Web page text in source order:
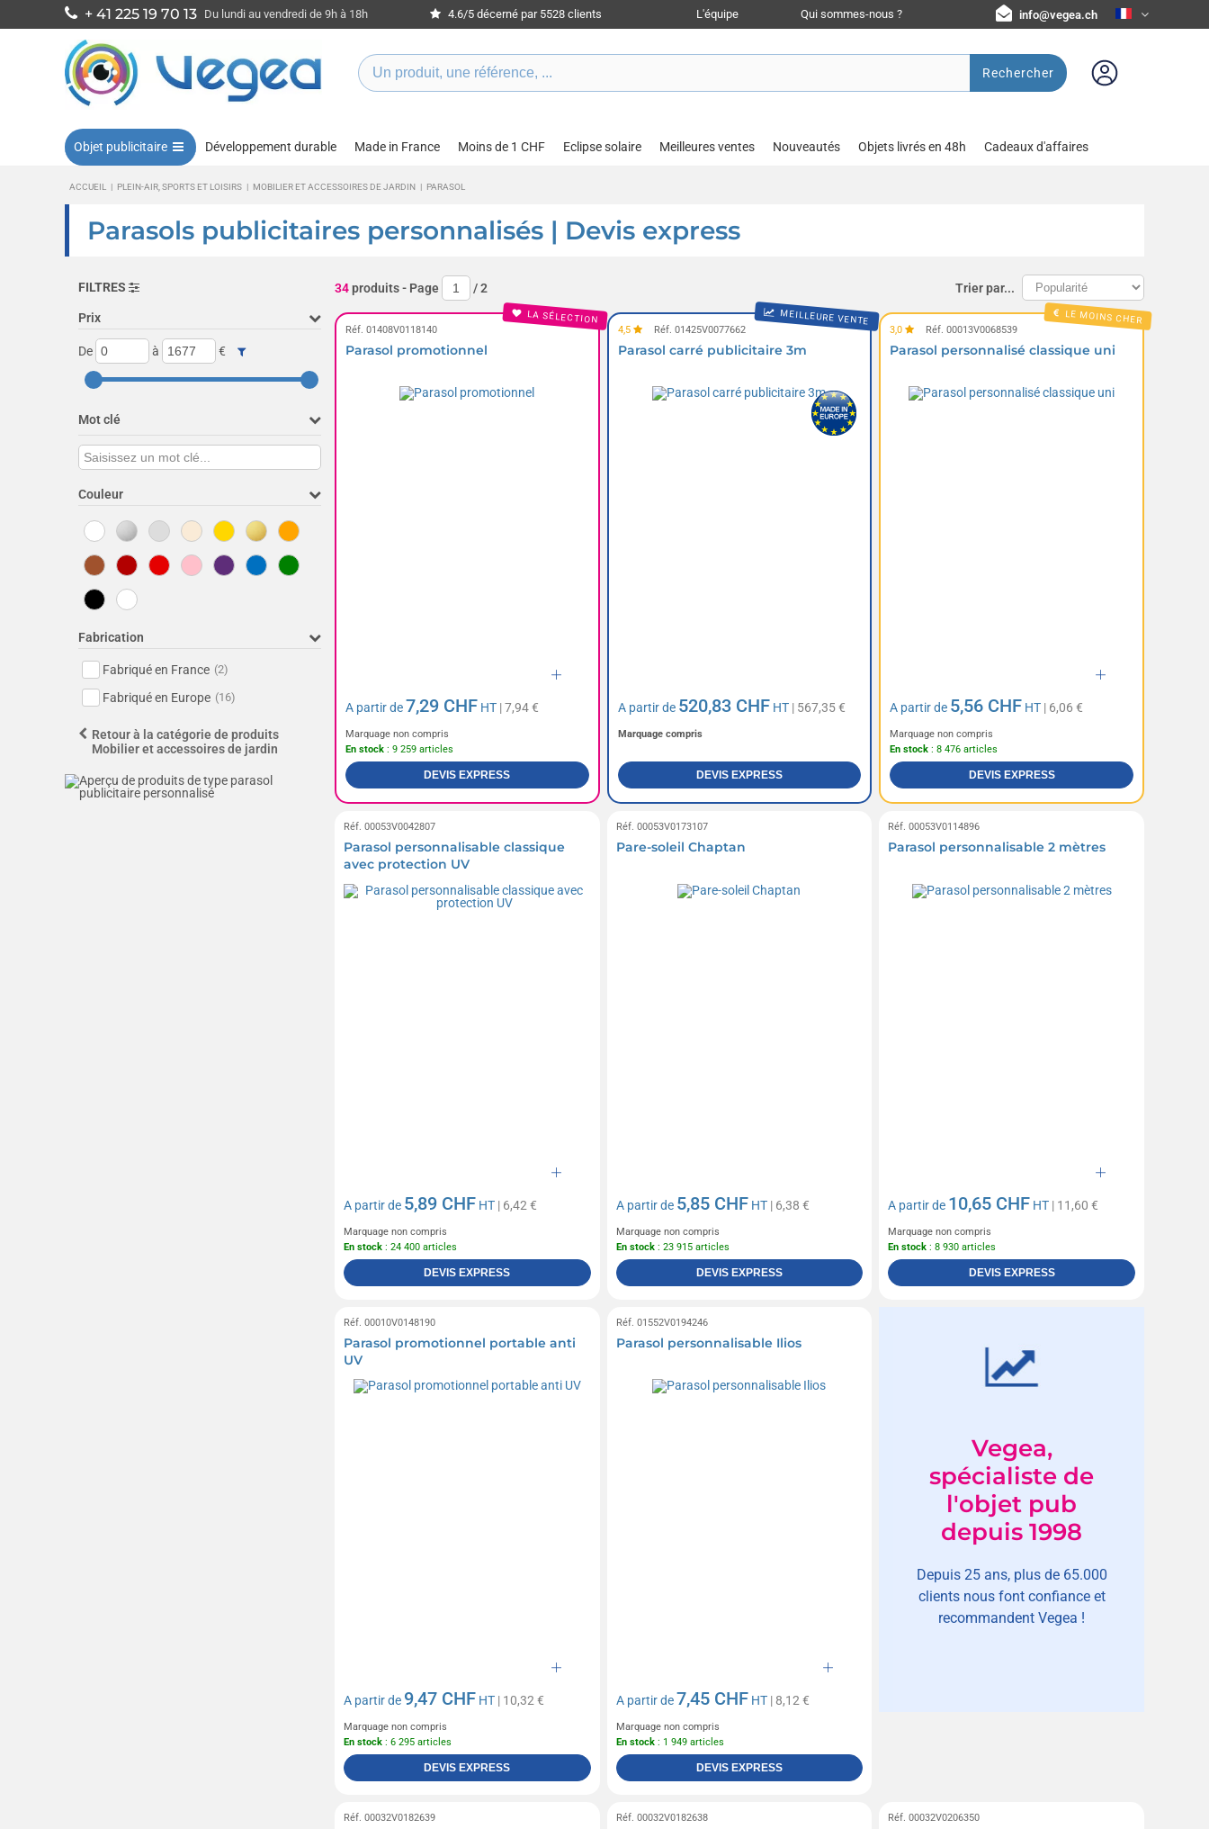
+ 41 225 19 70 13 Du lundi au vendredi de 9h à 18h 4.6/5 décerné par 5528 clients L'équipe Qui sommes-nous ? info@vegea.ch
Rechercher
Objet publicitaire Développement durable Made in France Moins de 1 CHF Eclipse solaire Meilleures ventes Nouveautés Objets livrés en 48h Cadeaux d'affaires
ACCUEIL | PLEIN-AIR, SPORTS ET LOISIRS | MOBILIER ET ACCESSOIRES DE JARDIN | PARASOL
Parasols publicitaires personnalisés | Devis express
FILTRES
Prix
De à €
Mot clé
Couleur
Fabrication
Fabriqué en France (2)
Fabriqué en Europe (16)
Retour à la catégorie de produits
Mobilier et accessoires de jardin
34produits- Page /2 Trier par...
LA SÉLECTION
Réf. 01408V0118140
Parasol promotionnel
A partir de7,29 CHF HT | 7,94 €
Marquage non compris
En stock : 9 259 articles
DEVIS EXPRESS
MEILLEURE VENTE
4,5 Réf. 01425V0077662
Parasol carré publicitaire 3m
A partir de 520,83 CHF HT| 567,35 €
Marquage compris
DEVIS EXPRESS
LE MOINS CHER
3,0 Réf. 00013V0068539
Parasol personnalisé classique uni
A partir de 5,56 CHF HT | 6,06 €
Marquage non compris
En stock : 8 476 articles
DEVIS EXPRESS
Réf. 00053V0042807
Parasol personnalisable classique
avec protection UV
A partir de 5,89 CHF HT | 6,42 €
Marquage non compris
En stock : 24 400 articles
DEVIS EXPRESS
Réf. 00053V0173107
Pare-soleil Chaptan
A partir de 5,85 CHF HT| 6,38 €
Marquage non compris
En stock: 23 915 articles
DEVIS EXPRESS
Réf. 00053V0114896
Parasol personnalisable 2 mètres
A partir de 10,65 CHF HT | 11,60 €
Marquage non compris
En stock : 8 930 articles
DEVIS EXPRESS
Réf. 00010V0148190
Parasol promotionnel portable anti
UV
A partir de 9,47 CHF HT | 10,32 €
Marquage non compris
En stock : 6 295 articles
DEVIS EXPRESS
Réf. 01552V0194246
Parasol personnalisable Ilios
A partir de7,45 CHF HT| 8,12 €
Marquage non compris
En stock: 1 949 articles
DEVIS EXPRESS
Vegea,
spécialiste de
l'objet pub
depuis 1998
Depuis 25 ans, plus de 65.000
clients nous font confiance et
recommandent Vegea !
Réf. 00032V0182639 Réf. 00032V0182638 Réf. 00032V0206350